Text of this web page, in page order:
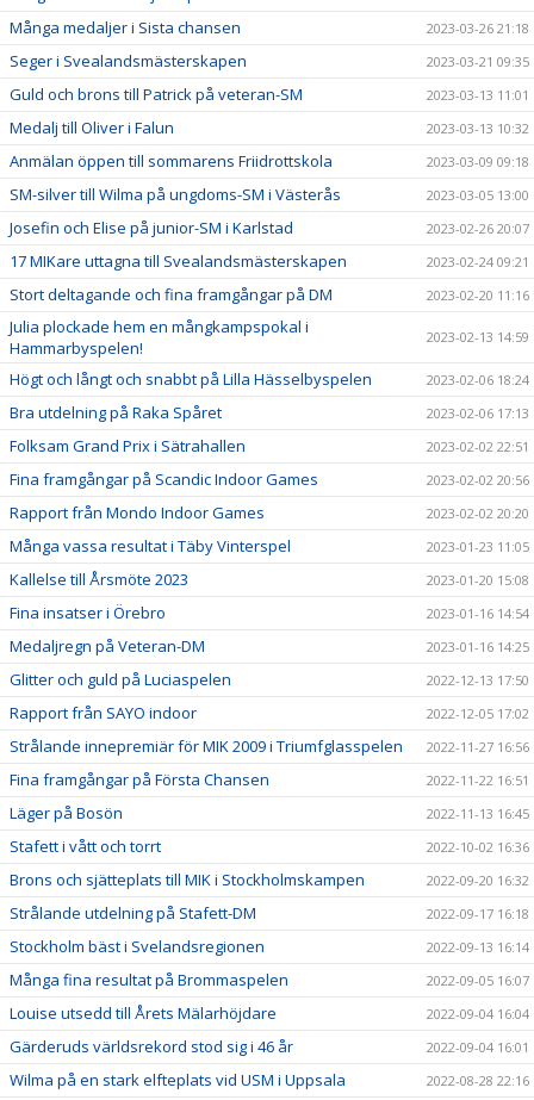
Många medaljer i Sista chansen 2023-03-26 21:18
Seger i Svealandsmästerskapen 2023-03-21 09:35
Guld och brons till Patrick på veteran-SM 2023-03-13 11:01
Medalj till Oliver i Falun 2023-03-13 10:32
Anmälan öppen till sommarens Friidrottskola 2023-03-09 09:18
SM-silver till Wilma på ungdoms-SM i Västerås 2023-03-05 13:00
Josefin och Elise på junior-SM i Karlstad 2023-02-26 20:07
17 MIKare uttagna till Svealandsmästerskapen 2023-02-24 09:21
Stort deltagande och fina framgångar på DM 2023-02-20 11:16
Julia plockade hem en mångkampspokal i
Hammarbyspelen!
2023-02-13 14:59
Högt och långt och snabbt på Lilla Hässelbyspelen 2023-02-06 18:24
Bra utdelning på Raka Spåret 2023-02-06 17:13
Folksam Grand Prix i Sätrahallen 2023-02-02 22:51
Fina framgångar på Scandic Indoor Games 2023-02-02 20:56
Rapport från Mondo Indoor Games 2023-02-02 20:20
Många vassa resultat i Täby Vinterspel 2023-01-23 11:05
Kallelse till Årsmöte 2023 2023-01-20 15:08
Fina insatser i Örebro 2023-01-16 14:54
Medaljregn på Veteran-DM 2023-01-16 14:25
Glitter och guld på Luciaspelen 2022-12-13 17:50
Rapport från SAYO indoor 2022-12-05 17:02
Strålande innepremiär för MIK 2009 i Triumfglasspelen 2022-11-27 16:56
Fina framgångar på Första Chansen 2022-11-22 16:51
Läger på Bosön 2022-11-13 16:45
Stafett i vått och torrt 2022-10-02 16:36
Brons och sjätteplats till MIK i Stockholmskampen 2022-09-20 16:32
Strålande utdelning på Stafett-DM 2022-09-17 16:18
Stockholm bäst i Svelandsregionen 2022-09-13 16:14
Många fina resultat på Brommaspelen 2022-09-05 16:07
Louise utsedd till Årets Mälarhöjdare 2022-09-04 16:04
Gärderuds världsrekord stod sig i 46 år 2022-09-04 16:01
Wilma på en stark elfteplats vid USM i Uppsala 2022-08-28 22:16